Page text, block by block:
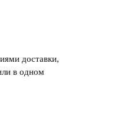
доставки,
в одном